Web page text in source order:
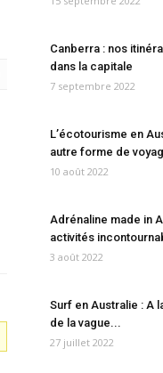
Canberra : nos
dans la capitale
7 septembre 2022
L’écotourisme en
autre forme de
10 août 2022
Adrénaline made in
activités
3 août 2022
Surf en Australie : A
de la vague...
27 juillet 2022